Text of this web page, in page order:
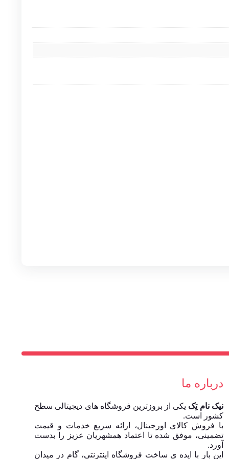
درباره ما
نیک نام تِک یکی از بروزترین فروشگاه های دیجیتالی سطح
کشور است.
با فروش کالای اورجینال، ارائه سریع خدمات و قیمت
تضمینی، موفق شده تا اعتماد همشهریان عزیز را بدست
آورد.
این بار با ایده ی ساخت فروشگاه اینترنتی، گام در میدان